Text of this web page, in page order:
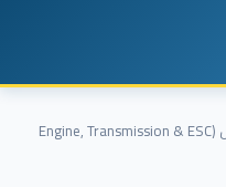
أكواد أعطال أوبل إنسيجنيا القاموس الشامل (Engine, Transmission & ESC